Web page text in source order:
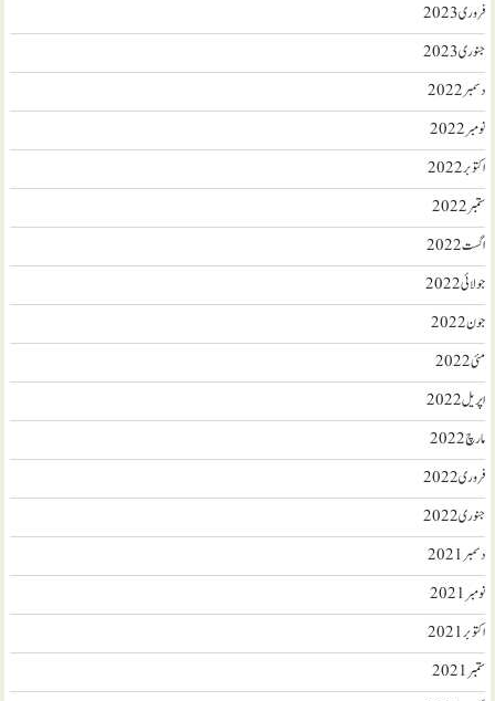
فروری 2023
جنوری 2023
دسمبر 2022
نومبر 2022
اکتوبر 2022
ستمبر 2022
اگست 2022
جولائی 2022
جون 2022
مئی 2022
اپریل 2022
مارچ 2022
فروری 2022
جنوری 2022
دسمبر 2021
نومبر 2021
اکتوبر 2021
ستمبر 2021